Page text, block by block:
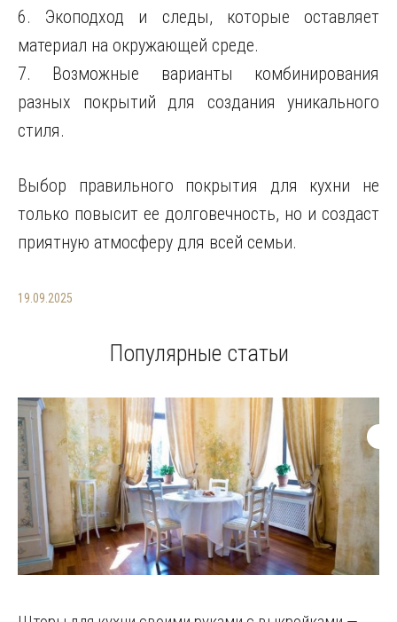
6. Экоподход и следы, которые оставляет
материал на окружающей среде.
7. Возможные варианты комбинирования
разных покрытий для создания уникального
стиля.
Выбор правильного покрытия для кухни не
только повысит ее долговечность, но и создаст
приятную атмосферу для всей семьи.
19.09.2025
Популярные статьи